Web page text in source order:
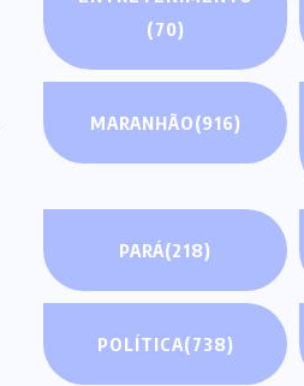
(70)
MARANHÃO(916)
PARÁ(218)
POLÍTICA(738)